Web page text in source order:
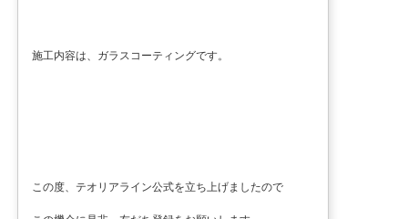
施工内容は、ガラスコーティングです。
この度、テオリアライン公式を立ち上げましたので